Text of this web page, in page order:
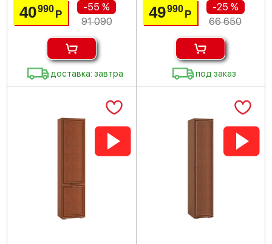
40990Р
-55 %
91 090
доставка: завтра
49990 Р
-25 %
66 650
под заказ